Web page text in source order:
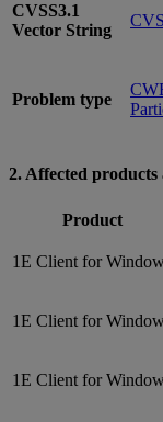
CVSS3.1
Vector String
Problem type
2. Affected products
Product
1E Client for
1E Client for
1E Client for